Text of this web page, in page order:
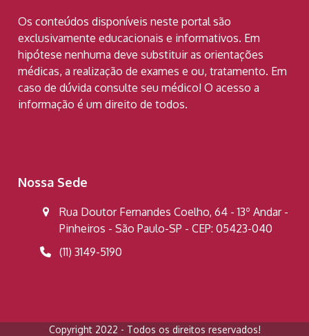
Os conteúdos disponíveis neste portal são
exclusivamente educacionais e informativos. Em
hipótese nenhuma deve substituir as orientações
médicas, a realização de exames e ou, tratamento. Em
caso de dúvida consulte seu médico! O acesso a
informação é um direito de todos.
Nossa Sede
Rua Doutor Fernandes Coelho, 64 - 13º Andar -
Pinheiros - São Paulo-SP - CEP: 05423-040
(11) 3149-5190
Copyright 2022 - Todos os direitos reservados!